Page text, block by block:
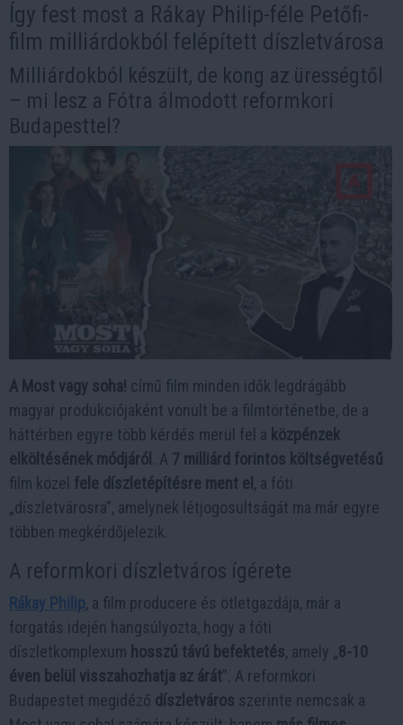
Így fest most a Rákay Philip-féle Petőfi-
film milliárdokból felépített díszletvárosa
Milliárdokból készült, de kong az ürességtől
– mi lesz a Fótra álmodott reformkori
Budapesttel?
A Most vagy soha! című film minden idők legdrágább
magyar produkciójaként vonult be a filmtörténetbe, de a
háttérben egyre több kérdés merül fel a közpénzek
elköltésének módjáról
. A 7 milliárd forintos költségvetésű
film közel fele díszletépítésre ment el , a fóti
„díszletvárosra”, amelynek létjogosultságát ma már egyre
többen megkérdőjelezik.
A reformkori díszletváros ígérete
Rákay Philip, a film producere és ötletgazdája, már a
forgatás idején hangsúlyozta, hogy a fóti
díszletkomplexum hosszú távú befektetés, amely „8-10
éven belül visszahozhatja az árát”. A reformkori
Budapestet megidéző díszletváros szerinte nemcsak a